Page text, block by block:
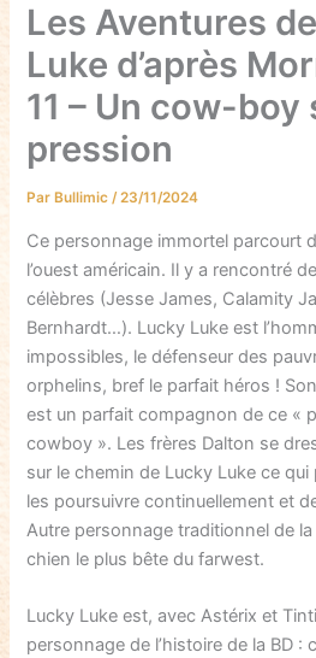
Les Aventures
Luke d’après
11 – Un cow-boy
pression
Par Bullimic/23/11/2024
Ce personnage immortel parcourt
l’ouest américain. Il y a rencontré
célèbres (Jesse James, Calamity
Bernhardt…). Lucky Luke est
impossibles, le défenseur des
orphelins, bref le parfait héros !
est un parfait compagnon de ce «
cowboy ». Les frères Dalton se
sur le chemin de Lucky Luke ce
les poursuivre continuellement et
Autre personnage traditionnel de
chien le plus bête du farwest.
Lucky Luke est, avec Astérix et
personnage de l’histoire de la BD :